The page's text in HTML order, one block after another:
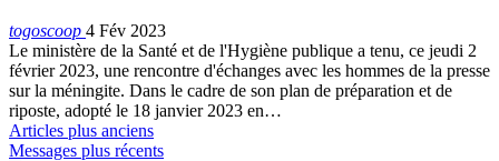
togoscoop 4 Fév 2023
Le ministère de la Santé et de l'Hygiène publique a tenu, ce jeudi 2
février 2023, une rencontre d'échanges avec les hommes de la presse
sur la méningite. Dans le cadre de son plan de préparation et de
riposte, adopté le 18 janvier 2023 en…
Articles plus anciens
Messages plus récents